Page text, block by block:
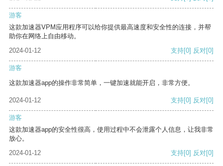
游客
这款加速器VPM应用程序可以给你提供最高速度和安全性的连接，并帮
助你在网络上自由移动。
2024-01-12
支持[0] 反对[0]
游客
这款加速器app的操作非常简单，一键加速就能开启，非常方便。
2024-01-12 支持[0] 反对[0]
游客
这款加速器app的安全性很高，使用过程中不会泄露个人信息，让我非常
放心。
2024-01-12
支持[0] 反对[0]